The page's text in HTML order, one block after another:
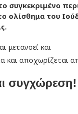
συγκεκριμένο
ολίσθημα του
μετανοεί και
και αποχωρίζεται
συγχώρεση!